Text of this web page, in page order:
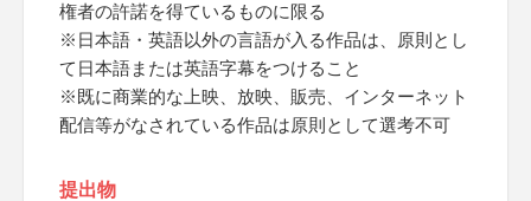
権者の許諾を得ているものに限る
※日本語・英語以外の言語が入る作品は、原則とし
て日本語または英語字幕をつけること
※既に商業的な上映、放映、販売、インターネット
配信等がなされている作品は原則として選考不可
提出物